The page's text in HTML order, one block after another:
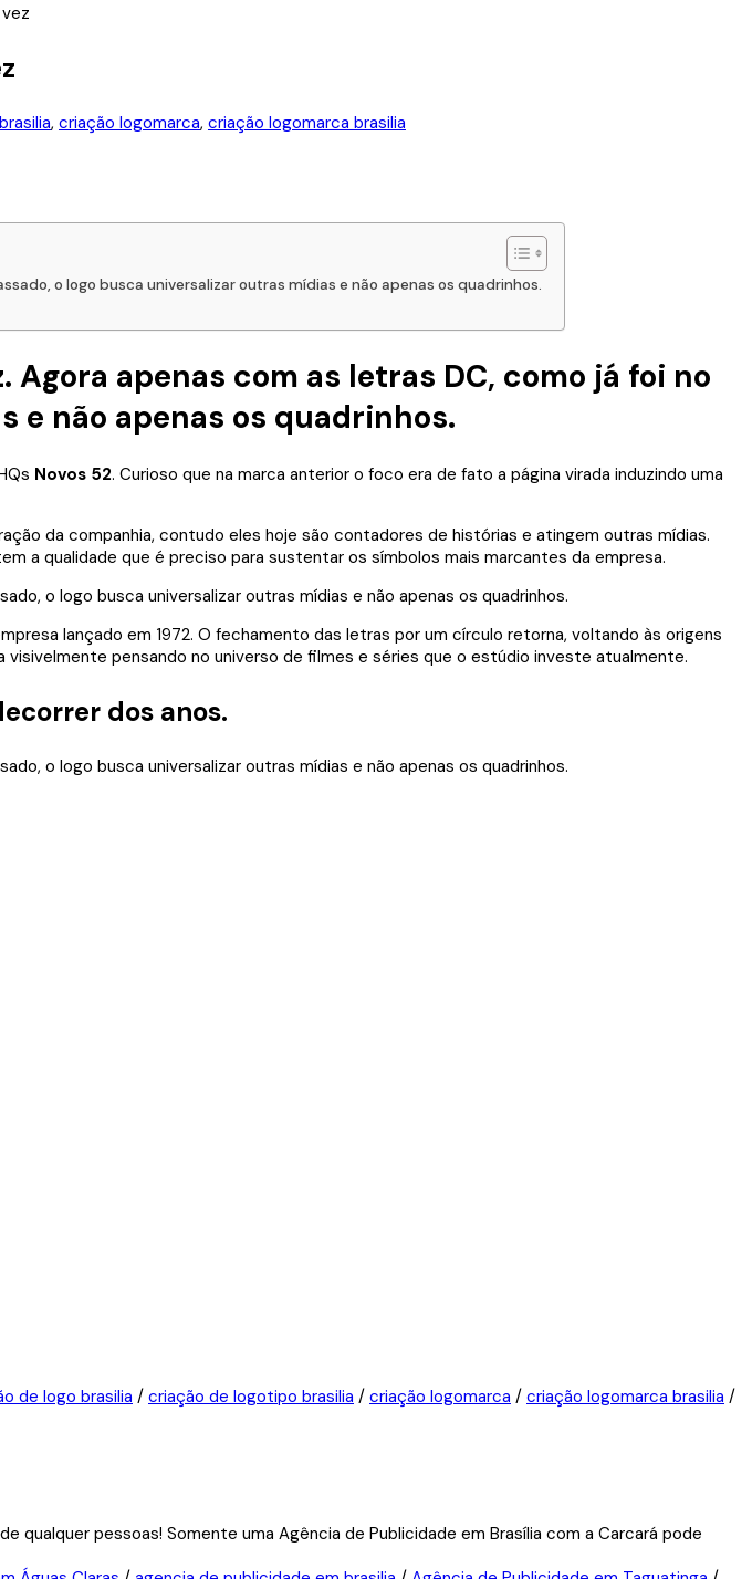
, criação logomarca, criação logomarca brasilia
o logo busca universalizar outras mídias e não apenas os quadrinhos.
Agora apenas com as letras DC, como já foi no
e não apenas os quadrinhos.
Novos 52. Curioso que na marca anterior o foco era de fato a página virada induzindo uma
da companhia, contudo eles hoje são contadores de histórias e atingem outras mídias.
a qualidade que é preciso para sustentar os símbolos mais marcantes da empresa.
lançado em 1972. O fechamento das letras por um círculo retorna, voltando às origens
pensando no universo de filmes e séries que o estúdio investe atualmente.
dos anos.
de logo brasilia / criação de logotipo brasilia / criação logomarca / criação logomarca brasilia /